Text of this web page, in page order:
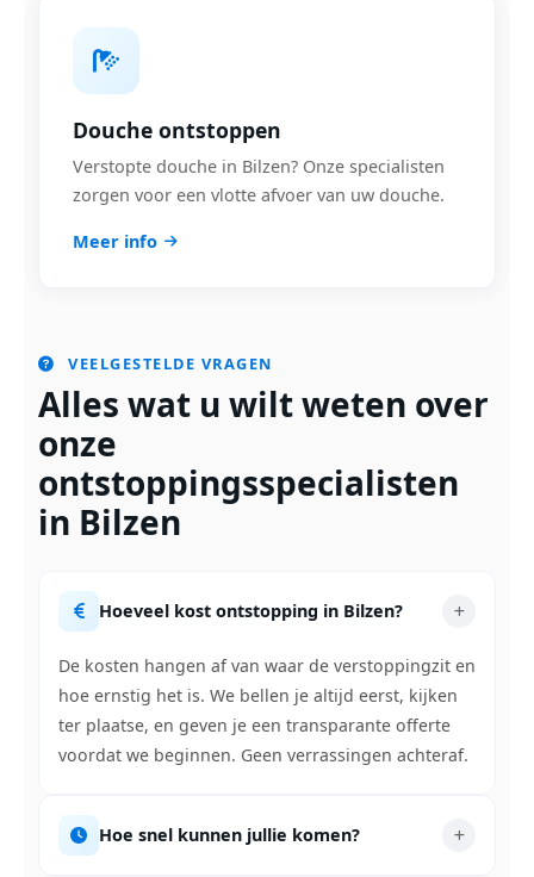
Douche ontstoppen
Verstopte douche in Bilzen? Onze specialisten
zorgen voor een vlotte afvoer van uw douche.
Meer info
VEELGESTELDE VRAGEN
Alles wat u wilt weten over
onze
ontstoppingsspecialisten
in Bilzen
Hoeveel kost ontstopping in Bilzen?
De kosten hangen af van waar de verstoppingzit en
hoe ernstig het is. We bellen je altijd eerst, kijken
ter plaatse, en geven je een transparante offerte
voordat we beginnen. Geen verrassingen achteraf.
Hoe snel kunnen jullie komen?